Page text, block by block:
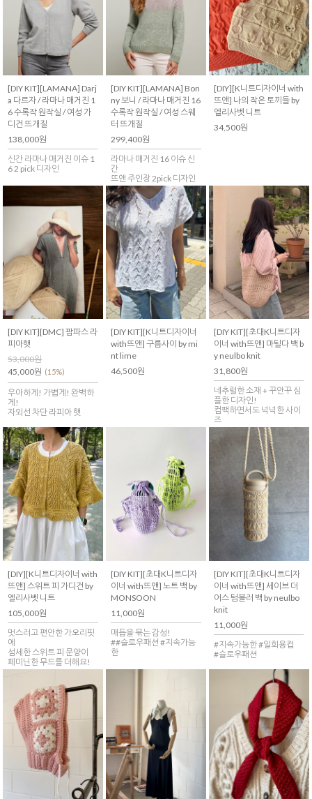
[DIY KIT][LAMANA] Darj
a 다르자 / 라마나 매거진 1
6 수록작 원작실 / 여성 가
디건 뜨개질
138,000원
신간 라마나 매거진 이슈 1
6 2 pick 디자인
[DIY KIT][LAMANA] Bon
ny 보니 / 라마나 매거진 16
수록작 원작실 / 여성 스웨
터 뜨개질
299,400원
라마나 매거진 16 이슈 신
간
뜨앤 주인장 2pick 디자인
[DIY][K니트디자이너 with
뜨앤] 나의 작은 토끼들 by
엘리사벳 니트
34,500원
[DIY KIT][DMC] 팜파스 라
피아햇
53,000원
45,000원 (15%)
우아하게! 가볍게! 완벽하
게!
자외선 차단 라피아 햇
[DIY KIT][K니트디자이너
with뜨앤] 구름사이 by mi
nt lime
46,500원
[DIY KIT][초대K니트디자
이너 with뜨앤] 마틸다 백 b
y neulbo knit
31,800원
네추럴한 소재 + 꾸안꾸 심
플한 디자인!
컴팩하면서도 넉넉한 사이
즈
[DIY][K니트디자이너 with
뜨앤] 스위트 피 가디건 by
엘리사벳 니트
105,000원
멋스러고 편안한 가오리핏
에
섬세한 스위트 피 문양이
페미닌한 무드를 더해요!
[DIY KIT][초대K니트디자
이너 with뜨앤] 노트 백 by
MONSOON
11,000원
매듭을 묶는 감성!
##슬로우패션 #지속가능
한
[DIY KIT][초대K니트디자
이너 with뜨앤] 세이브 더
어스 텀블러 백 by neulbo
knit
11,000원
#지속가능한 #일회용컵
#슬로우패션